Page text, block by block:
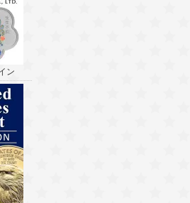
ン